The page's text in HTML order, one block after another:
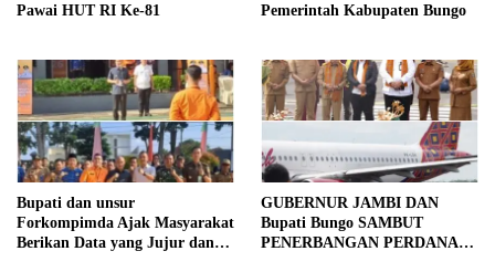
Pawai HUT RI Ke-81
Pemerintah Kabupaten Bungo
Bupati dan unsur
Forkompimda Ajak Masyarakat
Berikan Data yang Jujur dan
GUBERNUR JAMBI DAN
Bupati Bungo SAMBUT
PENERBANGAN PERDANA